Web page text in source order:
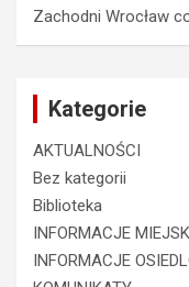
Zachodni Wrocław
Kategorie
AKTUALNOŚCI
Bez kategorii
Biblioteka
INFORMACJE
INFORMACJE